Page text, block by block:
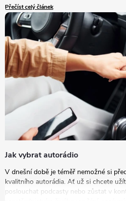
autorádia za nový model je tou
Přečíst celý článek
Jak vybrat autorádio
V dnešní době je téměř nemožné si
kvalitního autorádia. Ať už si chcete
poslouchat podcasty nebo zůstat v